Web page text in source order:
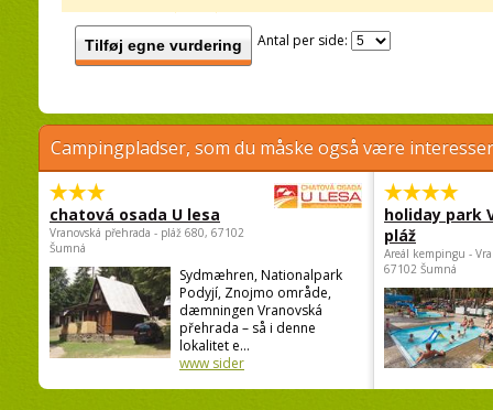
Tilføj egne vurdering Antal per side:
Campingpladser, som du måske også være
chatová osada U lesa
Vranovská přehrada - pláž 680, 67102
Šumná
Sydmæhren, Nationalpark
Podyjí, Znojmo område,
dæmningen Vranovská
přehrada – så i denne
lokalitet e...
www sider
holiday park
pláž
Areál kempingu -
67102 Šumná